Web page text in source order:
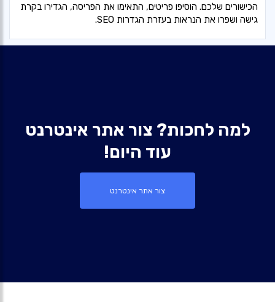
הכישורים שלכם. הוסיפו פריטים, התאימו את הפריסה, הגדירו בקרת
גישה ושפרו את הנראות בעזרת הגדרות SEO.
למה לחכות? צור אתר אינטרנט
עוד היום!
צור אתר אינטרנט